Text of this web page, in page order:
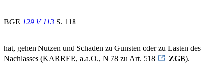
BGE 129 V 113 S. 118
hat, gehen Nutzen und Schaden zu Gunsten oder zu Lasten des
Nachlasses (KARRER, a.a.O., N 78 zu Art. 518
ZGB).